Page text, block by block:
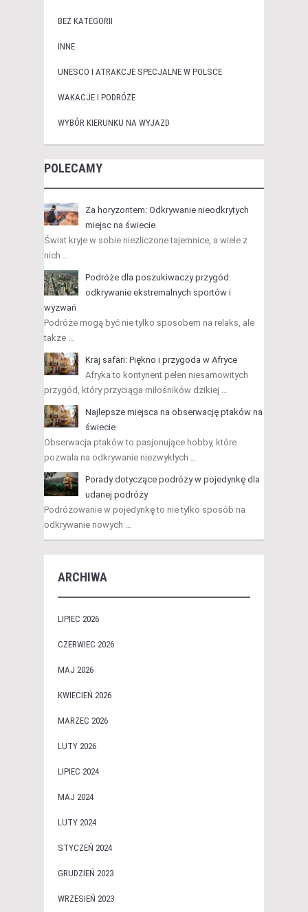
BEZ KATEGORII
INNE
UNESCO I ATRAKCJE SPECJALNE W POLSCE
WAKACJE I PODRÓŻE
WYBÓR KIERUNKU NA WYJAZD
POLECAMY
Za horyzontem: Odkrywanie nieodkrytych
miejsc na świecie
Świat kryje w sobie niezliczone tajemnice, a wiele z
nich …
Podróże dla poszukiwaczy przygód:
odkrywanie ekstremalnych sportów i
wyzwań
Podróże mogą być nie tylko sposobem na relaks, ale
także …
Kraj safari: Piękno i przygoda w Afryce
Afryka to kontynent pełen niesamowitych
przygód, który przyciąga miłośników dzikiej …
Najlepsze miejsca na obserwację ptaków na
świecie
Obserwacja ptaków to pasjonujące hobby, które
pozwala na odkrywanie niezwykłych …
Porady dotyczące podróży w pojedynkę dla
udanej podróży
Podróżowanie w pojedynkę to nie tylko sposób na
odkrywanie nowych …
ARCHIWA
LIPIEC 2026
CZERWIEC 2026
MAJ 2026
KWIECIEŃ 2026
MARZEC 2026
LUTY 2026
LIPIEC 2024
MAJ 2024
LUTY 2024
STYCZEŃ 2024
GRUDZIEŃ 2023
WRZESIEŃ 2023